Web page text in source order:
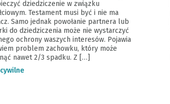
dziedziczenie w związku
Testament musi być i nie ma
Samo jednak powołanie partnera lub
do dziedziczenia może nie wystarczyć
ochrony waszych interesów. Pojawia
problem zachowku, który może
nawet 2/3 spadku. Z […]